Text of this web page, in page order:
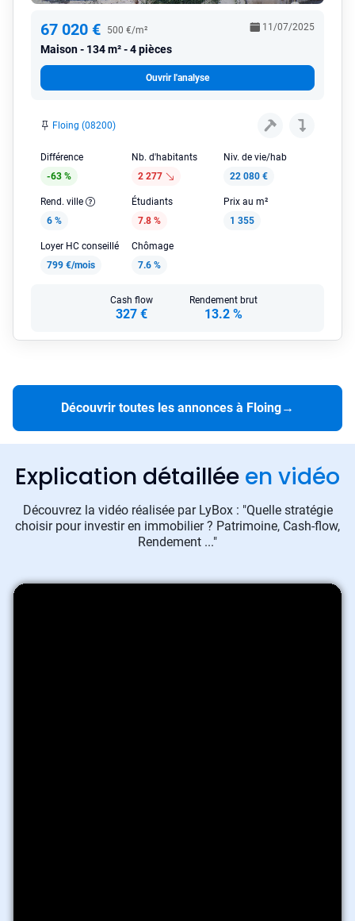
67 020 € 500 €/m²
Maison 134 m² - 4 pièces
11/07/2025
Ouvrir l'analyse
Floing (08200)
Différence
-63 %
Nb. d'habitants
2 277
Niv. de vie/hab
22 080 €
Rend. ville
6 %
Étudiants
7.8 %
Prix au m²
1 355
Loyer HC conseillé
799 €/mois
Chômage
7.6 %
Cash flow
327 €
Rendement brut
13.2 %
Découvrir toutes les annonces à Floing→
Explication détaillée en vidéo
Découvrez la vidéo réalisée par LyBox : "Quelle stratégie
choisir pour investir en immobilier ? Patrimoine, Cash-flow,
Rendement ..."